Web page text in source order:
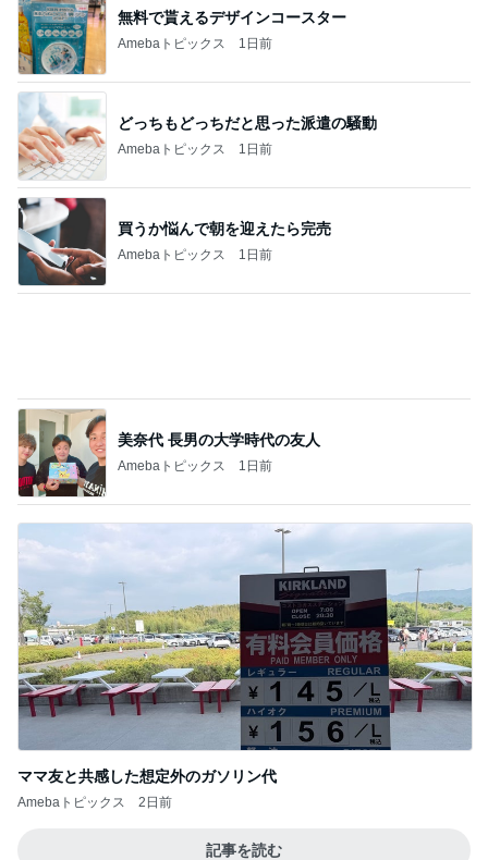
無料で貰えるデザインコースター
Amebaトピックス 1日前
どっちもどっちだと思った派遣の騒動
Amebaトピックス 1日前
買うか悩んで朝を迎えたら完売
Amebaトピックス 1日前
美奈代 長男の大学時代の友人
Amebaトピックス 1日前
ママ友と共感した想定外のガソリン代
Amebaトピックス 2日前
記事を読む